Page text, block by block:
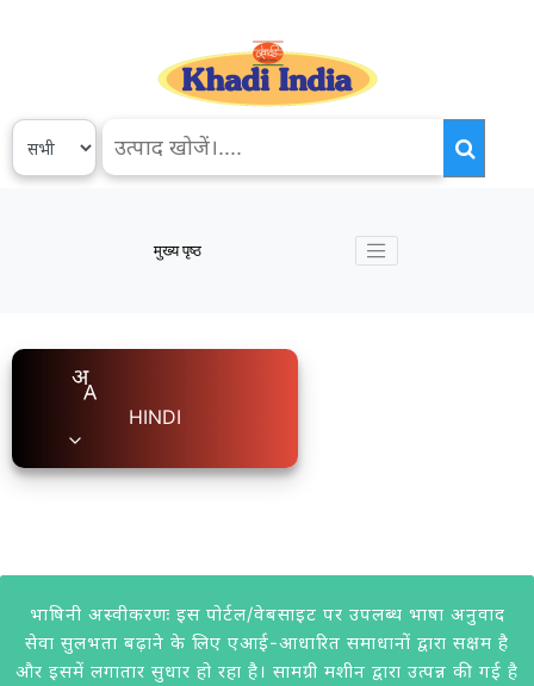
मुख्य पृष्ठ
HINDI
भाषिनी अस्वीकरणः इस पोर्टल/वेबसाइट पर उपलब्ध भाषा अनुवाद
सेवा सुलभता बढ़ाने के लिए एआई-आधारित समाधानों द्वारा सक्षम है
और इसमें लगातार सुधार हो रहा है। सामग्री मशीन द्वारा उत्पन्न की गई है